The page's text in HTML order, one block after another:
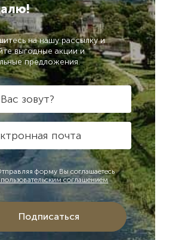
на нашу рассылку и
выгодные акции и
предложения.
зовут?
почта
форму Вы соглашаетесь
соглашением
Подписаться